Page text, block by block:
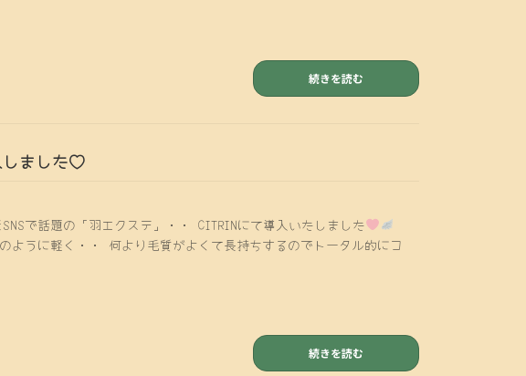
続きを読む
しました♡
で話題の「羽エクステ」・・ CITRINにて導入いたしました
うに軽く・・ 何より毛質がよくて長持ちするのでトータル的にコ
続きを読む